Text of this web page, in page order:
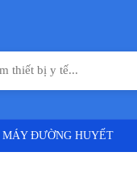
MÁY ĐƯỜNG HUYẾT